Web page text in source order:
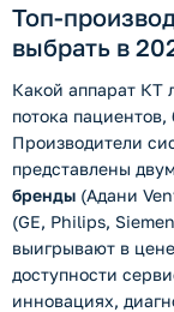
Топ-
выбрать в
Какой аппарат КТ
потока
Производители
представлены
бренды (Адани
(GE, Philips,
выигрывают в
доступности
инновациях,